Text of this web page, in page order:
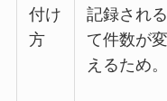
付け
方
記録され
て件数が
えるため。